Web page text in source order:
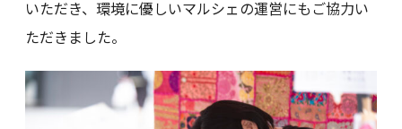
いただき、環境に優しいマルシェの運営にもご協力い
ただきました。